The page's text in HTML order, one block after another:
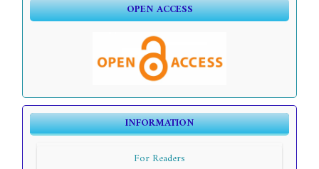
OPEN ACCESS
INFORMATION
For Readers